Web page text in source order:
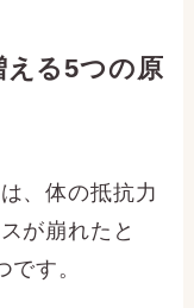
る5つの原
、体の抵抗力
が崩れたと
す。